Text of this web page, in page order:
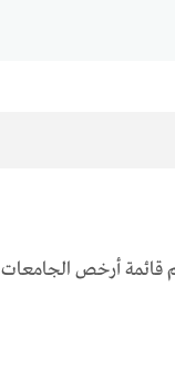
قائمة أرخص الجامعات